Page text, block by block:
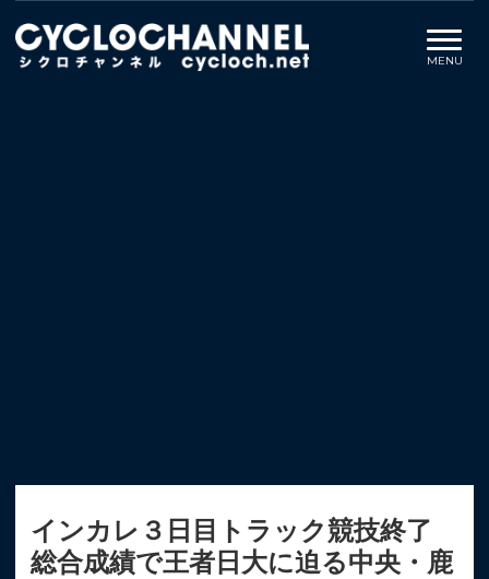
インカレ３日目トラック競技終了
総合成績で王者日大に迫る中央・鹿